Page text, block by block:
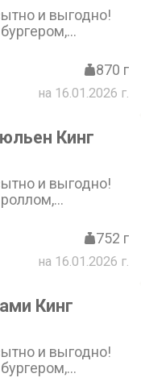
и выгодно!
отличной цене!870 г
на 16.01.2026 г.
Кинг
и выгодно!
отличной цене!752 г
на 16.01.2026 г.
Кинг
и выгодно!